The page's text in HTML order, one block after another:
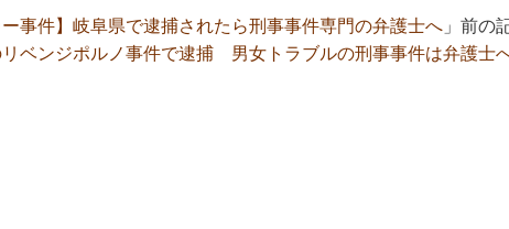
ー事件】岐阜県で逮捕されたら刑事事件専門の弁護士へ 」前
ベンジポルノ事件で逮捕 男女トラブルの刑事事件は弁護士